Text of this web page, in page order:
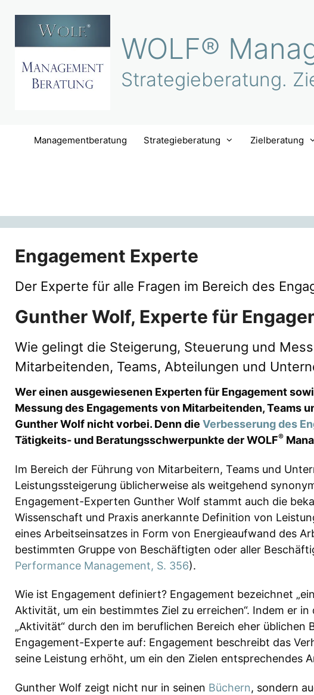
springen
WOLF®
Strategieberatung.
Managementberatung Strategieberatung Zielberatung
Engagement Experte
Der Experte für alle Fragen im Bereich des
Gunther Wolf, Experte für
Wie gelingt die Steigerung, Steuerung und
Mitarbeitenden, Teams, Abteilungen und
Wer einen ausgewiesenen Experten für Engagement
Messung des Engagements von Mitarbeitenden, Teams
Gunther Wolf nicht vorbei. Denn die Verbesserung des
Tätigkeits- und Beratungsschwerpunkte der WOLF®
Im Bereich der Führung von Mitarbeitern, Teams und
Leistungssteigerung üblicherweise als weitgehend
Engagement-Experten Gunther Wolf stammt auch die
Wissenschaft und Praxis anerkannte Definition von
eines Arbeitseinsatzes in Form von Energieaufwand des
bestimmten Gruppe von Beschäftigten oder aller
Performance Management, S. 356).
Wie ist Engagement definiert? Engagement bezeichnet
Aktivität, um ein bestimmtes Ziel zu erreichen“. Indem er
„Aktivität“ durch den im beruflichen Bereich eher
Engagement-Experte auf: Engagement beschreibt das
seine Leistung erhöht, um ein den Zielen entsprechendes
Gunther Wolf zeigt nicht nur in seinen Büchern, sondern